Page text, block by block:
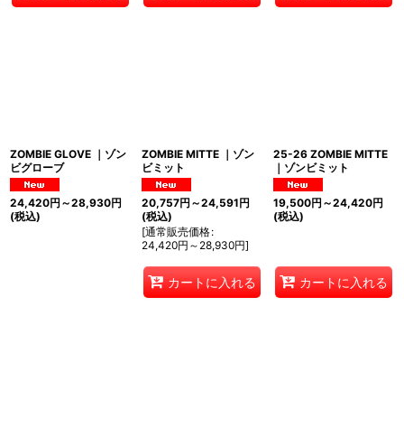
ZOMBIE GLOVE ｜ゾン
ビグローブ
24,420円 ～28,930円
(税込)
ZOMBIE MITTE ｜ゾン
ビミット
20,757円 ～24,591円
(税込)
[通常販売価格:
24,420円 ～28,930円]
カートに入れる
25-26 ZOMBIE MITTE
｜ゾンビミット
19,500円 ～24,420円
(税込)
カートに入れる